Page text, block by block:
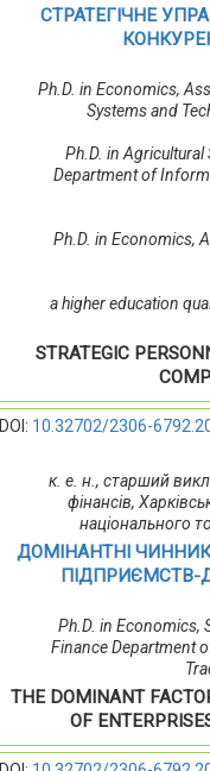
СТРАТЕГІЧНЕ
Ph.D. in Economics,
Systems and
Ph.D. in
Department of
Ph.D. in Economics,
a higher education
STRATEGIC
DOI: 10.32702/2306-
к. е. н., старший
фінансів,
національного
ДОМІНАНТНІ
ПІДПРИЄМСТВ-
Ph.D. in Economics,
Finance Department
THE DOMINANT
OF